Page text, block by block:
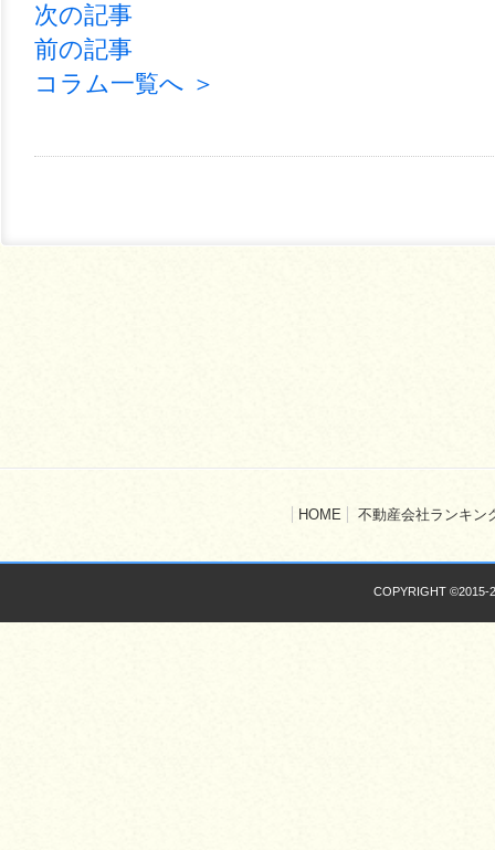
次の記事
前の記事
コラム一覧へ ＞
HOME 不動産会社ランキン
COPYRIGHT ©2015-